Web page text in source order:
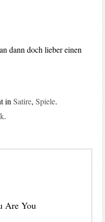
dann doch lieber einen
inSatire,Spiele.
.
Are You